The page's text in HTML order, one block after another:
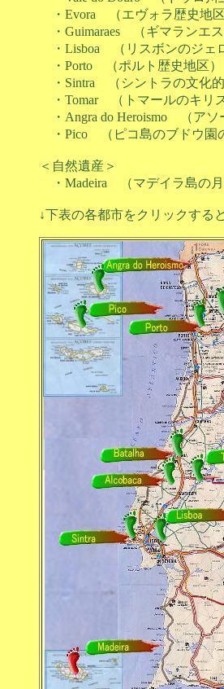
・Evora （エヴォラ歴史地区
・Guimaraes （ギマランエス
・Lisboa （リスボンのジェ
・Porto （ポルト歴史地区）
・Sintra （シントラの文化的
・Tomar （トマールのキリス
・Angra do Heroismo （アソ
・Pico （ピコ島のブドウ園
＜自然遺産＞
・Madeira （マデイラ島の月
↓下表の各都市をクリックする